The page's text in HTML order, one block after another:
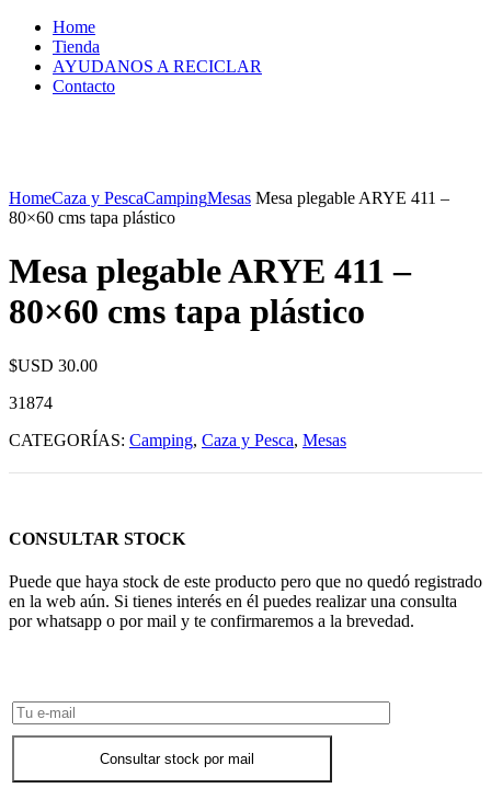
Home
Tienda
AYUDANOS A RECICLAR
Contacto
HomeCaza y PescaCampingMesas Mesa plegable ARYE 411 –
80×60 cms tapa plástico
Mesa plegable ARYE 411 –
80×60 cms tapa plástico
$USD 30.00
31874
CATEGORÍAS: Camping, Caza y Pesca, Mesas
CONSULTAR STOCK
Puede que haya stock de este producto pero que no quedó registrado
en la web aún. Si tienes interés en él puedes realizar una consulta
por whatsapp o por mail y te confirmaremos a la brevedad.
Consultar stock por mail